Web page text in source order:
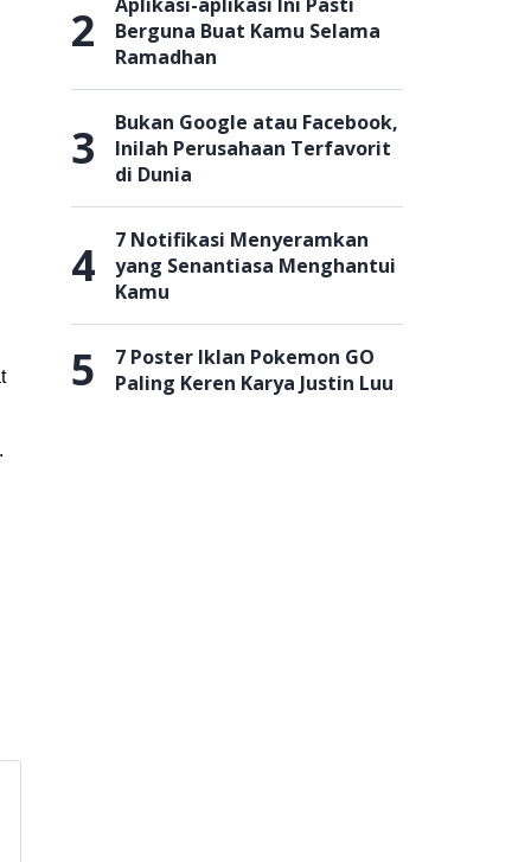
2
Berguna Buat Kamu Selama
Ramadhan
3
Bukan Google atau Facebook,
Inilah Perusahaan Terfavorit
di Dunia
4
7 Notifikasi Menyeramkan
yang Senantiasa Menghantui
Kamu
5
7 Poster Iklan Pokemon GO
Paling Keren Karya Justin Luu